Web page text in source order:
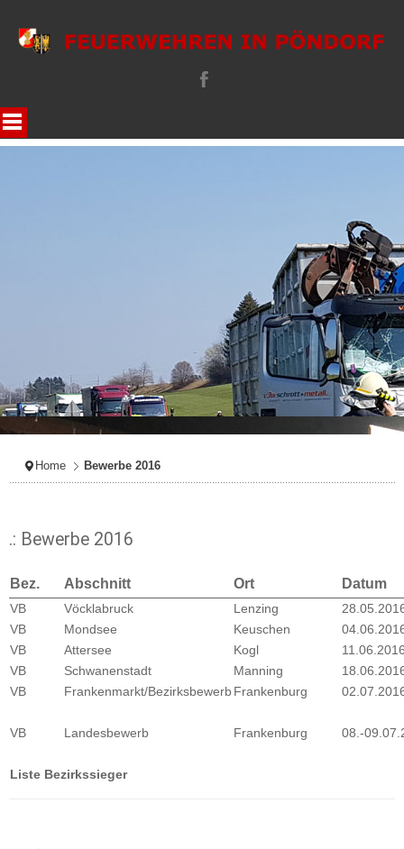
Home Bewerbe 2016
.: Bewerbe 2016
Bez. Abschnitt Ort Datum
VB Vöcklabruck Lenzing
VB
Mondsee Keuschen
VB
Attersee Kogl
VB
Schwanenstadt Manning
VB
Frankenmarkt/BezirksbewerbFrankenburg
VB Landesbewerb Frankenburg 08.-
Liste Bezirkssieger